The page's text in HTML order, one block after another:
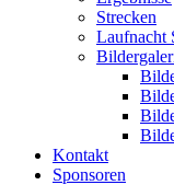
Strecken
Laufnacht
Kontakt
Sponsoren